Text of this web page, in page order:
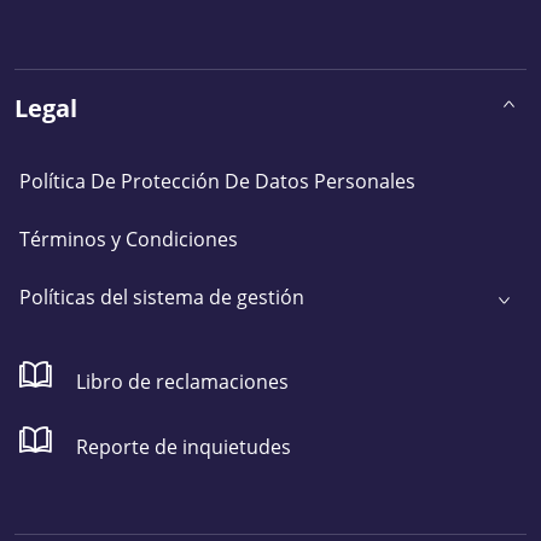
Legal
Política De Protección De Datos Personales
Términos y Condiciones
Políticas del sistema de gestión
Libro de reclamaciones
Reporte de inquietudes